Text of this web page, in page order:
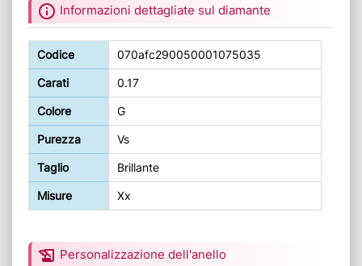
info Informazioni dettagliate sul diamante
Codice 070afc290050001075035
Carati 0.17
Colore G
Purezza Vs
Taglio Brillante
Misure Xx
history_edu Personalizzazione dell'anello